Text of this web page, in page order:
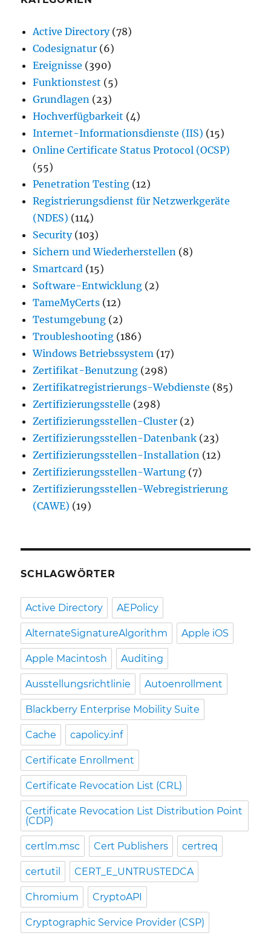
Active Directory(78)
Codesignatur (6)
Ereignisse (390)
Funktionstest (5)
Grundlagen (23)
Hochverfügbarkeit (4)
Internet-Informationsdienste (IIS) (15)
Online Certificate Status Protocol (OCSP)
(55)
Penetration Testing (12)
Registrierungsdienst für Netzwerkgeräte
(NDES) (114)
Security(103)
Sichern und Wiederherstellen (8)
Smartcard (15)
Software-Entwicklung (2)
TameMyCerts (12)
Testumgebung (2)
Troubleshooting (186)
Windows Betriebssystem (17)
Zertifikat-Benutzung (298)
Zertifikatregistrierungs-Webdienste (85)
Zertifizierungsstelle (298)
Zertifizierungsstellen-Cluster (2)
Zertifizierungsstellen-Datenbank (23)
Zertifizierungsstellen-Installation (12)
Zertifizierungsstellen-Wartung (7)
Zertifizierungsstellen-Webregistrierung
(CAWE) (19)
SCHLAGWÖRTER
Active Directory AEPolicy
AlternateSignatureAlgorithm Apple iOS
Apple Macintosh Auditing
Ausstellungsrichtlinie Autoenrollment
Blackberry Enterprise Mobility Suite
Cache capolicy.inf
Certificate Enrollment
Certificate Revocation List (CRL)
Certificate Revocation List Distribution Point
(CDP)
certlm.msc Cert Publishers certreq
certutil CERT_E_UNTRUSTEDCA
Chromium CryptoAPI
Cryptographic Service Provider (CSP)